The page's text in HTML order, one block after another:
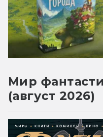
Мир
(август 2026)